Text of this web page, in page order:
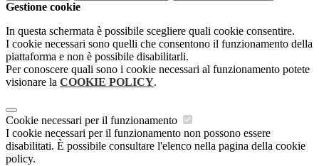
Gestione cookie
In questa schermata è possibile scegliere quali cookie consentire.
I cookie necessari sono quelli che consentono il funzionamento della
piattaforma e non è possibile disabilitarli.
Per conoscere quali sono i cookie necessari al funzionamento potete
visionare la COOKIE POLICY.
Cookie necessari per il funzionamento
I cookie necessari per il funzionamento non possono essere
disabilitati. È possibile consultare l'elenco nella pagina della cookie
policy.